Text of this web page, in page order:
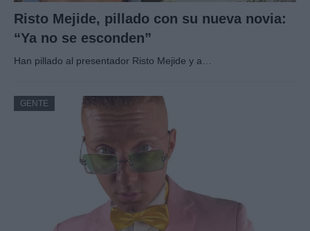
Risto Mejide, pillado con su nueva novia:
“Ya no se esconden”
Han pillado al presentador Risto Mejide y a…
GENTE